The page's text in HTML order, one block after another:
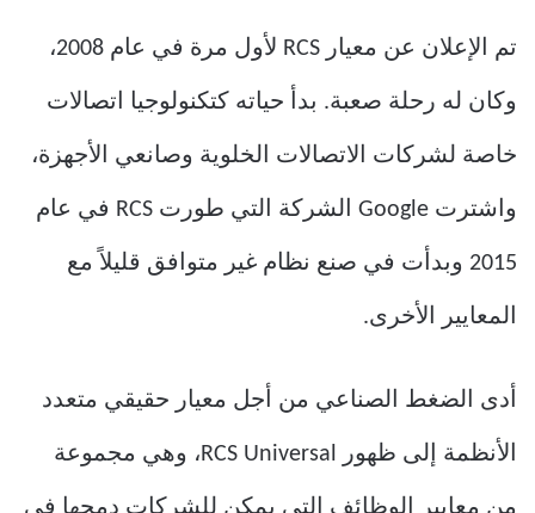
تم الإعلان عن معيار RCS لأول مرة في عام 2008،
وكان له رحلة صعبة. بدأ حياته كتكنولوجيا اتصالات
خاصة لشركات الاتصالات الخلوية وصانعي الأجهزة،
واشترت Google الشركة التي طورت RCS في عام
2015 وبدأت في صنع نظام غير متوافق قليلاً مع
المعايير الأخرى.
أدى الضغط الصناعي من أجل معيار حقيقي متعدد
الأنظمة إلى ظهور RCS Universal، وهي مجموعة
من معايير الوظائف التي يمكن للشركات دمجها في